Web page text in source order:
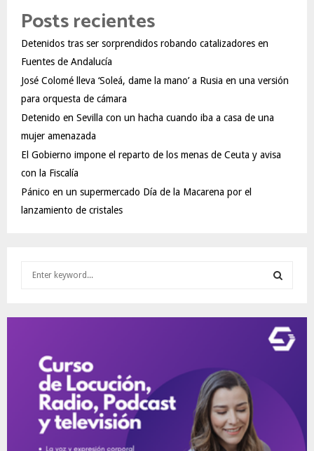
Posts recientes
Detenidos tras ser sorprendidos robando catalizadores en
Fuentes de Andalucía
José Colomé lleva ‘Soleá, dame la mano’ a Rusia en una versión
para orquesta de cámara
Detenido en Sevilla con un hacha cuando iba a casa de una
mujer amenazada
El Gobierno impone el reparto de los menas de Ceuta y avisa
con la Fiscalía
Pánico en un supermercado Día de la Macarena por el
lanzamiento de cristales
E